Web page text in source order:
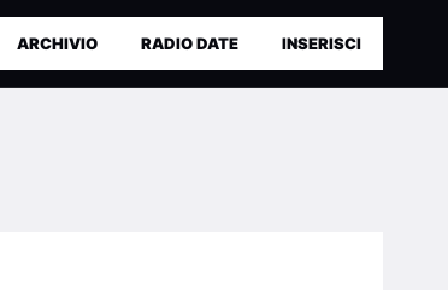
ARCHIVIO RADIO DATE INSERISCI